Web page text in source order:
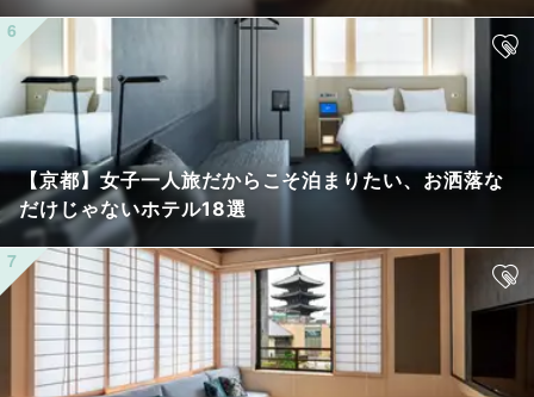
【京都】女子一人旅だからこそ泊まりたい、お洒落な
だけじゃないホテル18選